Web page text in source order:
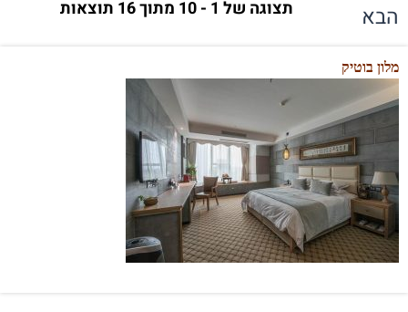
תצוגה של 1 - 10 מתוך 16 תוצאות הבא
מלון בוטיק